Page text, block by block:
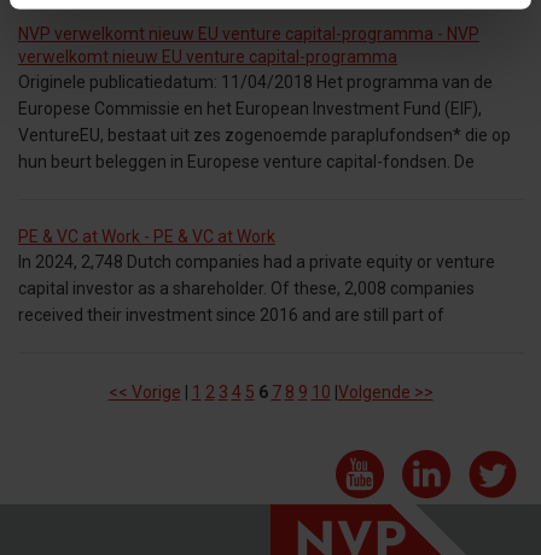
NVP verwelkomt nieuw EU venture capital-programma - NVP
verwelkomt nieuw EU venture capital-programma
Originele publicatiedatum: 11/04/2018 Het programma van de
Europese Commissie en het European Investment Fund (EIF),
VentureEU, bestaat uit zes zogenoemde paraplufondsen* die op
hun beurt beleggen in Europese venture capital-fondsen. De
PE & VC at Work - PE & VC at Work
In 2024, 2,748 Dutch companies had a private equity or venture
capital investor as a shareholder. Of these, 2,008 companies
received their investment since 2016 and are still part of
<< Vorige 1 2 3 4 5 6 7 8 9 10 Volgende >>